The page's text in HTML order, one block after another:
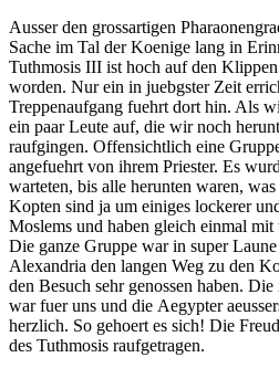
Ausser den grossartigen
Sache im Tal der Koenige lang in
Tuthmosis III ist hoch auf den
worden. Nur ein in juebgster Zeit
Treppenaufgang fuehrt dort hin. Als
ein paar Leute auf, die wir noch
raufgingen. Offensichtlich eine
angefuehrt von ihrem Priester. Es
warteten, bis alle herunten waren,
Kopten sind ja um einiges lockerer
Moslems und haben gleich einmal
Die ganze Gruppe war in super
Alexandria den langen Weg zu den
den Besuch sehr genossen haben.
war fuer uns und die Aegypter
herzlich. So gehoert es sich! Die
des Tuthmosis raufgetragen.